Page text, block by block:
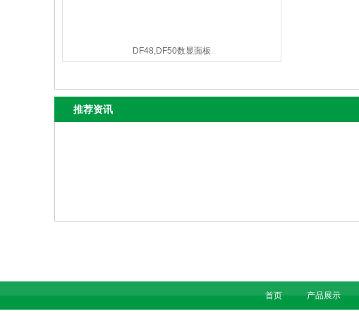
DF48,DF50数显面板
推荐资讯
首页 产品展示